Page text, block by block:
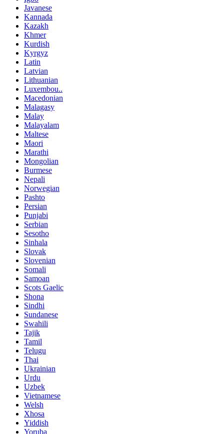
Javanese
Kannada
Kazakh
Khmer
Kurdish
Kyrgyz
Latin
Latvian
Lithuanian
Luxembou..
Macedonian
Malagasy
Malay
Malayalam
Maltese
Maori
Marathi
Mongolian
Burmese
Nepali
Norwegian
Pashto
Persian
Punjabi
Serbian
Sesotho
Sinhala
Slovak
Slovenian
Somali
Samoan
Scots Gaelic
Shona
Sindhi
Sundanese
Swahili
Tajik
Tamil
Telugu
Thai
Ukrainian
Urdu
Uzbek
Vietnamese
Welsh
Xhosa
Yiddish
Yoruba